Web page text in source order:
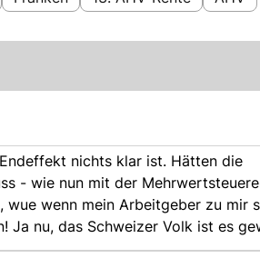
- wie nun mit der
wenn mein Arbeitgeber zu mir
Ja nu, das Schweizer Volk ist es